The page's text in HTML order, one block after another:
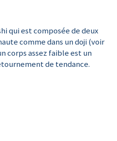
qui est composée de deux
comme dans un doji (voir
corps assez faible est un
de tendance.